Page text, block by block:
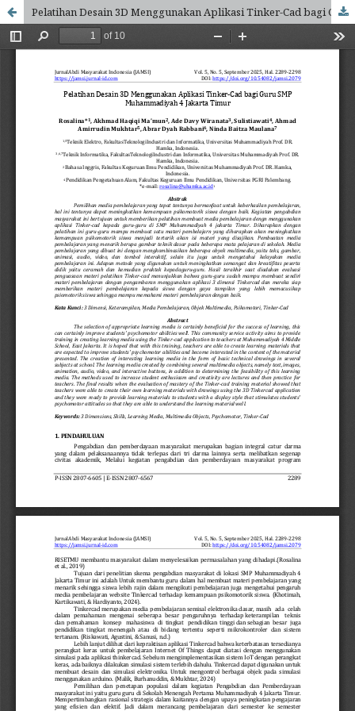
Pelatihan Desain 3D Menggunakan Aplikasi Tinker-Cad bagi Guru SMP Muhammadiyah 4 Jakarta Timur